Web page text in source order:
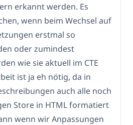
erkannt werden. Es
wenn beim Wechsel auf
erstmal so
oder zumindest
wie sie aktuell im CTE
ist ja eh nötig, da in
auch alle noch
Store in HTML formatiert
wenn wir Anpassungen